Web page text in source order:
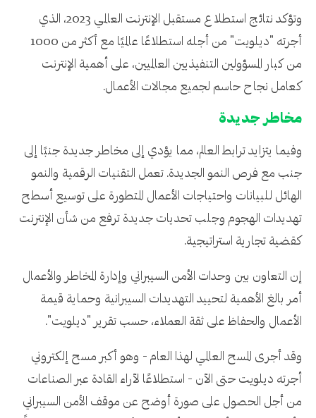
وتؤكد نتائج استطلاع مستقبل الإنترنت العالمي 2023، الذي
أجرته "ديلويت" من أجله استطلاعًا عالميًا مع أكثر من 1000
من كبار المسؤولين التنفيذيين العالميين، على أهمية الإنترنت
كعامل نجاح حاسم لجميع مجالات الأعمال.
مخاطر جديدة
وفيما يتزايد ترابط العالم، مما يؤدي إلى مخاطر جديدة جنبًا إلى
جنب مع فرص النمو الجديدة. تعمل التقنيات الرقمية والنمو
الهائل للبيانات واحتياجات الأعمال المتطورة على توسيع أسطح
تهديدات الهجوم وجلب تحديات جديدة ترفع من شأن الإنترنت
كقضية تجارية استراتيجية.
إن التعاون بين وحدات الأمن السيبراني وإدارة المخاطر والأعمال
أمر بالغ الأهمية لتحييد التهديدات السيبرانية وحماية قيمة
الأعمال والحفاظ على ثقة العملاء، حسب تقرير "ديلويت".
وقد أجرى المسح العالمي لهذا العام - وهو أكبر مسح إلكتروني
أجرته ديلويت حتى الآن - استطلاعًا لآراء القادة عبر الصناعات
من أجل الحصول على صورة أوضح عن موقف الأمن السيبراني